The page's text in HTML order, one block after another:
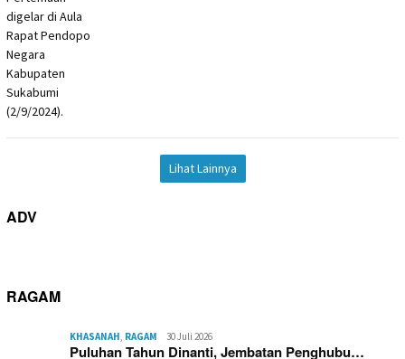
Lihat Lainnya
ADV
RAGAM
KHASANAH, RAGAM 30 Juli 2026
Puluhan Tahun Dinanti, Jembatan Penghubu…